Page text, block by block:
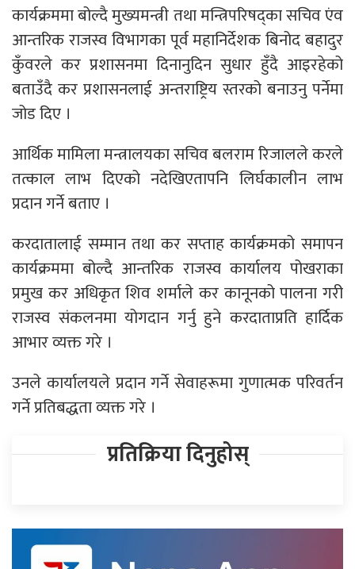
कार्यक्रममा बोल्दै मुख्यमन्त्री तथा मन्त्रिपरिषद्का सचिव एंव
आन्तरिक राजस्व विभागका पूर्व महानिर्देशक बिनोद बहादुर
कुँवरले कर प्रशासनमा दिनानुदिन सुधार हुँदै आइरहेको
बताउँदै कर प्रशासनलाई अन्तराष्ट्रिय स्तरको बनाउनु पर्नेमा
जोड दिए ।
आर्थिक मामिला मन्त्रालयका सचिव बलराम रिजालले करले
तत्काल लाभ दिएको नदेखिएतापनि लिर्घकालीन लाभ
प्रदान गर्ने बताए ।
करदातालाई सम्मान तथा कर सप्ताह कार्यक्रमको समापन
कार्यक्रममा बोल्दै आन्तरिक राजस्व कार्यालय पोखराका
प्रमुख कर अधिकृत शिव शर्माले कर कानूनको पालना गरी
राजस्व संकलनमा योगदान गर्नु हुने करदाताप्रति हार्दिक
आभार व्यक्त गरे ।
उनले कार्यालयले प्रदान गर्ने सेवाहरूमा गुणात्मक परिवर्तन
गर्ने प्रतिबद्धता व्यक्त गरे ।
प्रतिक्रिया दिनुहोस्